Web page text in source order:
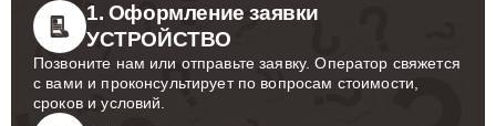
1. Оформление заявки
УСТРОЙСТВО
Позвоните нам или отправьте заявку. Оператор свяжется
с вами и проконсультирует по вопросам стоимости,
сроков и условий.